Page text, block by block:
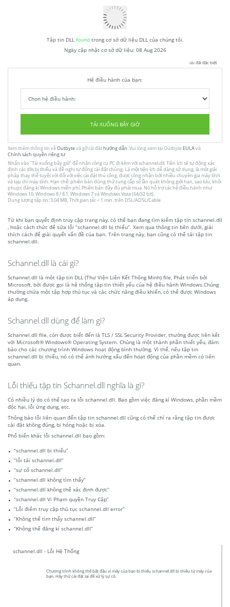
Tập tin DLL foundtrong cơ sở dữ liệu DLL của chúng tôi.
Ngày cập nhật cơ sở dữ liệu: 08 Aug 2026
ưu đãi đặc biệt
Hệ điều hành của bạn:
TẢI XUỐNG BÂY GIỜ
Xem thêm thông tin vềOutbytevà gỡ cài đặthướng dẫn. Vui lòng xem tại Outbyte EULAvà
Chính sách quyền riêng tư
Nhấn vào"Tải xuống bây giờ" để nhận công cụ PC đi kèm với schannel.dll. Tiện ích sẽ tự động xác
định các dlls bị thiếu và đề nghị tự động cài đặt chúng. Là một tiện ích dễ dàng sử dụng, là một giải
pháp thay thế tuyệt vời đối với việc cài đặt thủ công, được công nhận bởi nhiều chuyên gia máy tính
và tạp chí máy tính. Hạn chế: phiên bản dùng thử cung cấp số lần quét không giới hạn, sao lưu, khôi
phujcc đăng kí Windows miễn phí. Phiên bản đầy đủ phải mua. Nó hỗ trợ các hệ điều hành như
Windows 10, Windows 8 / 8.1, Windows 7 và Windows Vista (64/32 bit).
Dung lượng tập tin: 3.04 MB, Thời gian tải: < 1 min. trên DSL/ADSL/Cable
Từ khi bạn quyết định truy cập trang này, có thể bạn đang tìm kiếm tập tin schannel.dll
, hoặc cách thức để sửa lỗi “schannel.dll bị thiếu”. Xem qua thông tin bên dưới, giải
thích cách để giải quyết vấn đề của bạn. Trên trang này, bạn cũng có thể tải tập tin
schannel.dll.
Schannel.dll là cái gì?
Schannel.dll là một tập tin DLL (Thư Viện Liên Kết Thông Minh) file, Phát triển bởi
Microsoft, bởi được gọi là hệ thống tập tin thiết yếu của hệ điều hành Windows.Chúng
thường chứa một tập hợp thủ tục và các chức năng điều khiển, có thể được Windows
áp dụng.
Schannel.dll dùng để làm gì?
Schannel.dll file, còn được biết đến là TLS / SSL Security Provider, thường được liên kết
với Microsoft® Windows® Operating System. Chúng là một thành phần thiết yếu, đảm
bảo cho các chương trình Windows hoạt động bình thường. Vì thế, nếu tập tin
schannel.dll bị thiếu, nó có thể ảnh hưởng xấu đến hoạt động của phần mềm có liên
quan.
Lỗi thiếu tập tin Schannel.dll nghĩa là gì?
Có nhiều lý do có thể tạo ra lỗi schannel.dll. Bao gồm việc đăng kí Windows, phần mềm
độc hại, lỗi ứng dụng, etc.
Thông báo lỗi liên quan đến tập tin schannel.dll cũng có thể chỉ ra rằng tập tin được
cài đặt không đúng, bị hỏng hoặc bị xóa.
Phổ biến khác lỗi schannel.dll bao gồm:
“schannel.dll bị thiếu”
“lỗi tải schannel.dll”
“sự cố schannel.dll”
“schannel.dll không tìm thấy”
“schannel.dll không thể xác định được”
“schannel.dll Vi Phạm quyền Truy Cập”
“Lỗi điểm truy cập thủ tục schannel.dll error”
“Không thể tìm thấy schannel.dll”
“Không thể đăng kí schannel.dll”
schannel.dll - Lỗi Hệ Thống
Chương trình không thể bắt đầu vì máy của bạn bị thiếu schannel.dll bị thiếu từ máy của
bạn. Hãy thử cài đặt lại để xử lý sự cố.